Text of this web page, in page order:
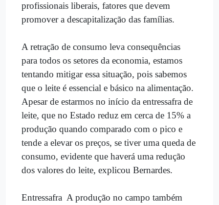
profissionais liberais, fatores que devem
promover a descapitalização das famílias.
A retração de consumo leva consequências
para todos os setores da economia, estamos
tentando mitigar essa situação, pois sabemos
que o leite é essencial e básico na alimentação.
Apesar de estarmos no início da entressafra de
leite, que no Estado reduz em cerca de 15% a
produção quando comparado com o pico e
tende a elevar os preços, se tiver uma queda de
consumo, evidente que haverá uma redução
dos valores do leite, explicou Bernardes.
Entressafra  A produção no campo também